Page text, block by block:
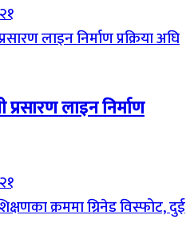
लाइन निर्माण